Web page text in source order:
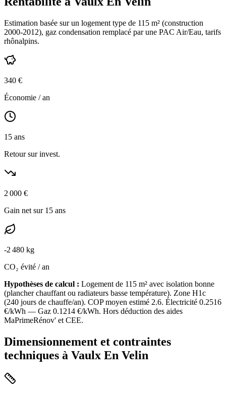
Estimation basée sur un logement type de 115 m² (construction
2000-2012), gaz condensation remplacé par une PAC Air/Eau, tarifs
rhônalpins.
340 €
Économie / an
15 ans
Retour sur invest.
2 000 €
Gain net sur 15 ans
-2 480 kg
CO₂ évité / an
Hypothèses de calcul : Logement de 115 m² avec isolation bonne
(plancher chauffant ou radiateurs basse température). Zone H1c
(240 jours de chauffe/an). COP moyen estimé 2.6. Électricité 0.2516
€/kWh — Gaz 0.1214 €/kWh. Hors déduction des aides
MaPrimeRénov' et CEE.
Dimensionnement et contraintes
techniques à Vaulx En Velin